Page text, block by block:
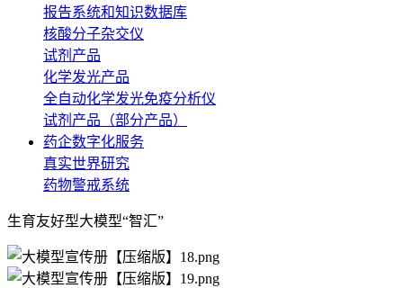
报告系统和知识数据库
核酸分子杂交仪
试剂产品
化学发光产品
全自动化学发光免疫分析仪
试剂产品（部分产品）
药企数字化服务
真实世界研究
药物警戒系统
生育友好型大模型“智汇”